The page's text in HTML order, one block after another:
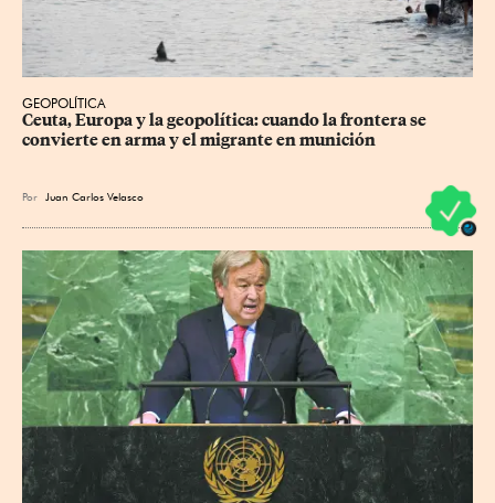
GEOPOLÍTICA
Ceuta, Europa y la geopolítica: cuando la frontera se
convierte en arma y el migrante en munición
Por Juan Carlos Velasco